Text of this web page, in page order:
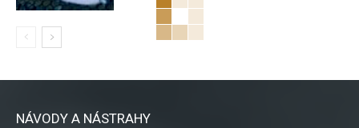
NÁVODY A NÁSTRAHY